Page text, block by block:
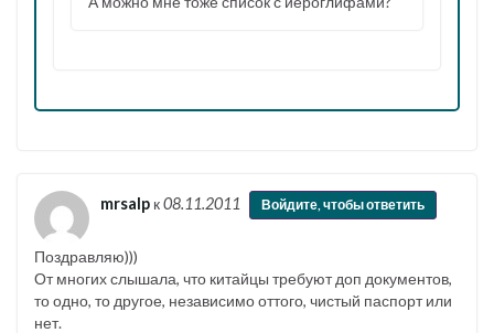
mrsalp к08.11.2011 Войдите, чтобы ответить
Поздравляю)))
От многих слышала, что китайцы требуют доп документов,
то одно, то другое, независимо оттого, чистый паспорт или
нет.